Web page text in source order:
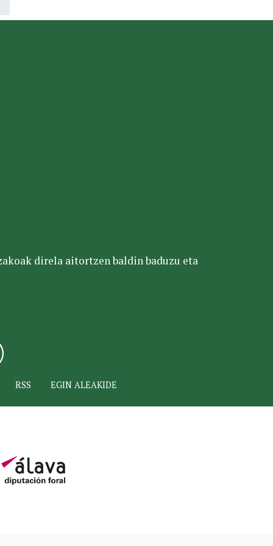
direla aitortzen baldin baduzu eta
RSS EGIN ALEAKIDE